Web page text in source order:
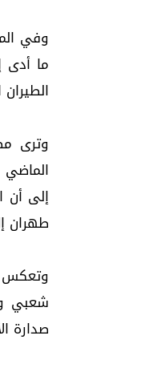
وفي
ما أدى
وترى
إلى أن
طهران
وتعكس
شعبي
صدارة